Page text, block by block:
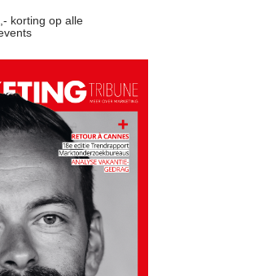
korting op alle